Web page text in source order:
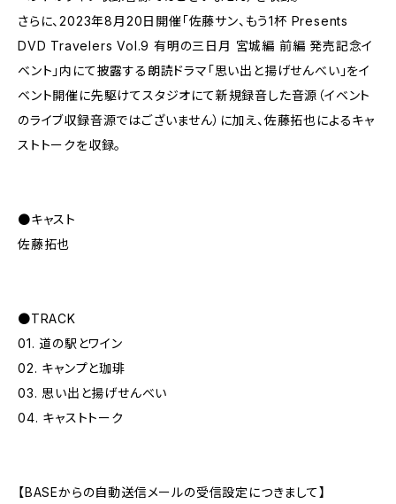
さらに、2023年8月20日開催「佐藤サン、もう1杯 Presents
DVD Travelers Vol.9 有明の三日月 宮城編 前編 発売記念イ
ベント」内にて披露する朗読ドラマ「思い出と揚げせんべい」をイ
ベント開催に先駆けてスタジオにて新規録音した音源（イベント
のライブ収録音源ではございません）に加え、佐藤拓也によるキャ
ストトークを収録。
●キャスト
佐藤拓也
●TRACK
01. 道の駅とワイン
02. キャンプと珈琲
03. 思い出と揚げせんべい
04. キャストトーク
【BASEからの自動送信メールの受信設定につきまして】